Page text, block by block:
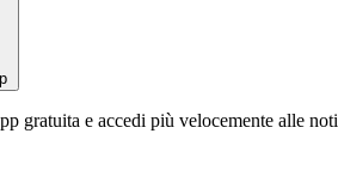
gratuita e accedi più velocemente alle